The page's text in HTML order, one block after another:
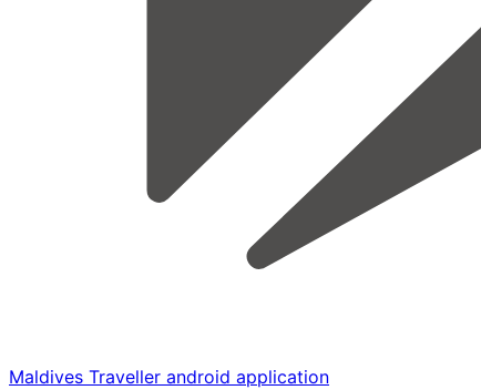
Maldives Traveller android application